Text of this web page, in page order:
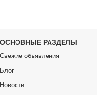
ОСНОВНЫЕ РАЗДЕЛЫ
Свежие объявления
Блог
Новости